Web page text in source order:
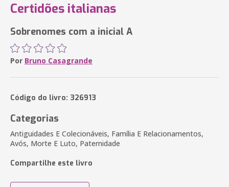
Certidões italianas
Sobrenomes com a inicial A
Por Bruno Casagrande
Código do livro: 326913
Categorias
Antiguidades E Colecionáveis, Família E Relacionamentos,
Avós, Morte E Luto, Paternidade
Compartilhe este livro